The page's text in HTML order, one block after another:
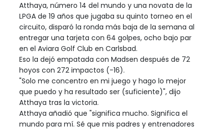
Atthaya, número 14 del mundo y una novata de la
LPGA de 19 años que jugaba su quinto torneo en el
circuito, disparó la ronda más baja de la semana al
entregar una tarjeta con 64 golpes, ocho bajo par
en el Aviara Golf Club en Carlsbad.
Eso la dejó empatada con Madsen después de 72
hoyos con 272 impactos (-16).
"Solo me concentro en mi juego y hago lo mejor
que puedo y ha resultado ser (suficiente)", dijo
Atthaya tras la victoria.
Atthaya añadió que "significa mucho. Significa el
mundo para mí. Sé que mis padres y entrenadores